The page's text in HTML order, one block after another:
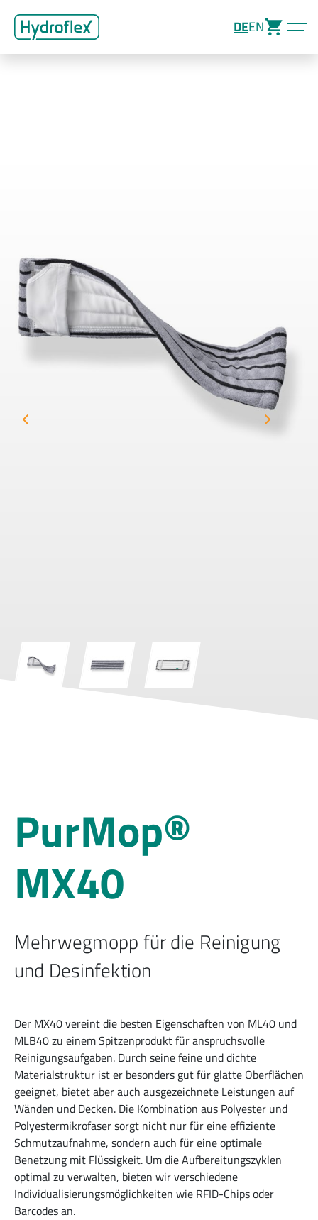
DEEN
PurMop®
MX40
Mehrwegmopp für die Reinigung
und Desinfektion
Der MX40 vereint die besten Eigenschaften von ML40 und
MLB40 zu einem Spitzenprodukt für anspruchsvolle
Reinigungsaufgaben. Durch seine feine und dichte
Materialstruktur ist er besonders gut für glatte Oberflächen
geeignet, bietet aber auch ausgezeichnete Leistungen auf
Wänden und Decken. Die Kombination aus Polyester und
Polyestermikrofaser sorgt nicht nur für eine effiziente
Schmutzaufnahme, sondern auch für eine optimale
Benetzung mit Flüssigkeit. Um die Aufbereitungszyklen
optimal zu verwalten, bieten wir verschiedene
Individualisierungsmöglichkeiten wie RFID-Chips oder
Barcodes an.